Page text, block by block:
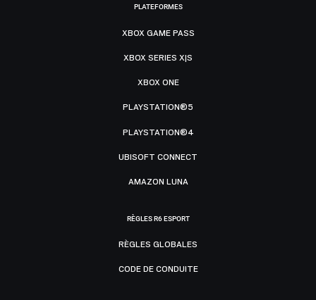
PLATEFORMES
XBOX GAME PASS
XBOX SERIES X|S
XBOX ONE
PLAYSTATION®5
PLAYSTATION®4
UBISOFT CONNECT
AMAZON LUNA
RÈGLES R6 ESPORT
RÈGLES GLOBALES
CODE DE CONDUITE